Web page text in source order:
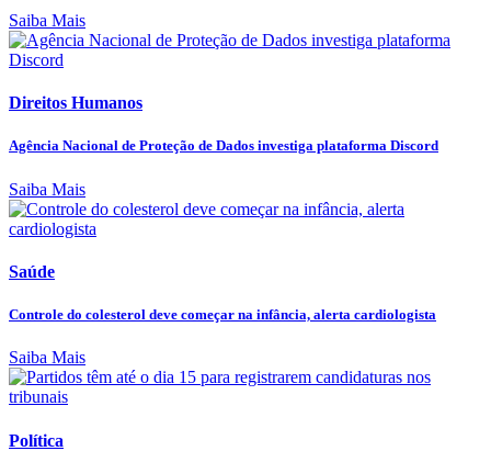
Saiba Mais
Direitos Humanos
Agência Nacional de Proteção de Dados investiga plataforma Discord
Saiba Mais
Saúde
Controle do colesterol deve começar na infância, alerta cardiologista
Saiba Mais
Política